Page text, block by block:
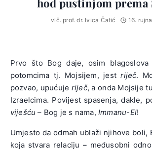
hod pustinjom prema
vlč. prof. dr. Ivica Čatić 16.
Prvo što Bog daje, osim
potomcima tj. Mojsijem, jestriječ.
pozvao, upućuje riječ, a onda Mojsije
Izraelcima. Povijest spasenja, dakle,
viješću – Bog je s nama,Immanu-El!
Umjesto da odmah ublaži njihove boli,
koja stvara relaciju – međusobni